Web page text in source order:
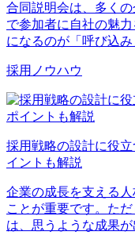
合同説明会は、多く
で参加者に自社の魅
になるのが「呼び込
採用ノウハウ
採用戦略の設計に役
イントも解説
企業の成長を支える
ことが重要です。た
は、思うような成果